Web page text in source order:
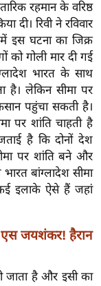
रहमान के वरिष्ठ
दी। रिवी ने रविवार
में इस घटना का जिक्र
को गोली मार दी गई
भारत के साथ
है। लेकिन सीमा पर
पहुंचा सकती है।
पर शांति चाहती है
है कि दोनों देश
पर शांति बने और
बांग्लादेश सीमा
इलाके ऐसे हैं जहां
एस जयशंकर! हैरान
जाता है और इसी का